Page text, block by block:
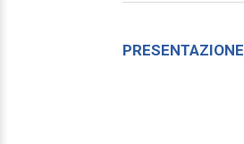
PRESENTAZIONE